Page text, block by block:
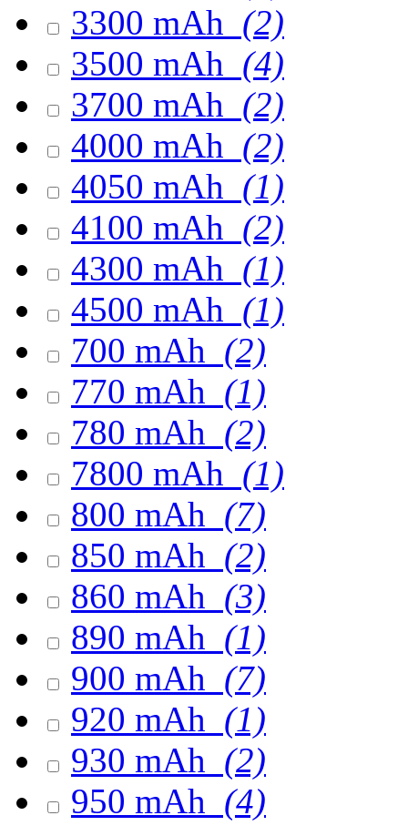
3300 mAh (2)
3500 mAh (4)
3700 mAh (2)
4000 mAh (2)
4050 mAh (1)
4100 mAh (2)
4300 mAh (1)
4500 mAh (1)
700 mAh (2)
770 mAh (1)
780 mAh (2)
7800 mAh (1)
800 mAh (7)
850 mAh (2)
860 mAh (3)
890 mAh (1)
900 mAh (7)
920 mAh (1)
930 mAh (2)
950 mAh (4)